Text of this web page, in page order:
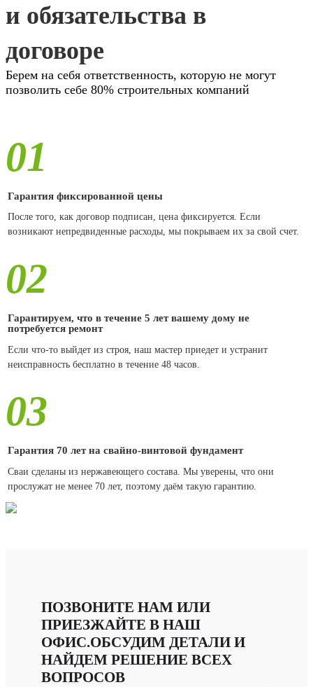
и обязательства в
договоре
Берем на себя ответственность, которую не могут
позволить себе 80% строительных компаний
01
Гарантия фиксированной цены
После того, как договор подписан, цена фиксируется. Если
возникают непредвиденные расходы, мы покрываем их за свой счет.
02
Гарантируем, что в течение 5 лет вашему дому не
потребуется ремонт
Если что-то выйдет из строя, наш мастер приедет и устранит
неисправность бесплатно в течение 48 часов.
03
Гарантия 70 лет на свайно-винтовой фундамент
Сваи сделаны из нержавеющего состава. Мы уверены, что они
прослужат не менее 70 лет, поэтому даём такую гарантию.
ПОЗВОНИТЕ НАМ ИЛИ
ПРИЕЗЖАЙТЕ В НАШ
ОФИС.ОБСУДИМ ДЕТАЛИ И
НАЙДЕМ РЕШЕНИЕ ВСЕХ
ВОПРОСОВ